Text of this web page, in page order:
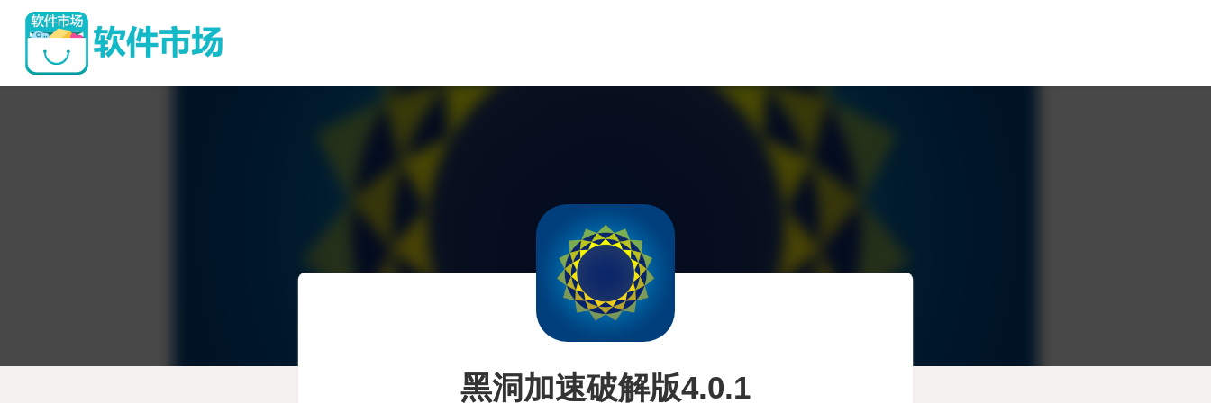
黑洞加速破解版4.0.1